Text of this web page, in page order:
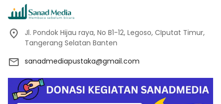
Jl. Pondok Hijau raya, No B1-12, Legoso, CIputat Timur,
Tangerang Selatan Banten
sanadmediapustaka@gmail.com